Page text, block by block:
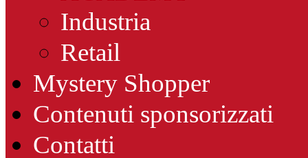
Industria
Retail
Mystery Shopper
Contenuti sponsorizzati
Contatti